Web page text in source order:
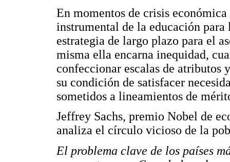
En momentos de crisis
instrumental de la educación
estrategia de largo plazo para el
misma ella encarna inequidad,
confeccionar escalas de atributos
su condición de satisfacer
sometidos a lineamientos de
Jeffrey Sachs, premio Nobel de
analiza el círculo vicioso de la
El problema clave de los países